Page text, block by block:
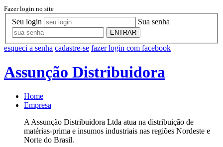
Fazer login no site
Seu login Sua senha
ENTRAR
esqueci a senha cadastre-se fazer login com facebook
Assunção Distribuidora
Home
Empresa
A Assunção Distribuidora Ltda atua na distribuição de
matérias-prima e insumos industriais nas regiões Nordeste e
Norte do Brasil.